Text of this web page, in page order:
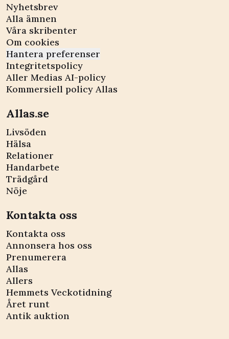
Nyhetsbrev
Alla ämnen
Våra skribenter
Om cookies
Hantera preferenser
Integritetspolicy
Aller Medias AI-policy
Kommersiell policy Allas
Allas.se
Livsöden
Hälsa
Relationer
Handarbete
Trädgård
Nöje
Kontakta oss
Kontakta oss
Annonsera hos oss
Prenumerera
Allas
Allers
Hemmets Veckotidning
Året runt
Antik auktion